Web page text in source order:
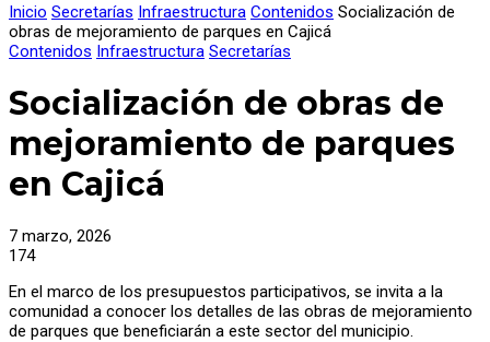
Inicio Secretarías Infraestructura Contenidos Socialización de
obras de mejoramiento de parques en Cajicá
Contenidos Infraestructura Secretarías
Socialización de obras de
mejoramiento de parques
en Cajicá
7 marzo, 2026
174
En el marco de los presupuestos participativos, se invita a la
comunidad a conocer los detalles de las obras de mejoramiento
de parques que beneficiarán a este sector del municipio.